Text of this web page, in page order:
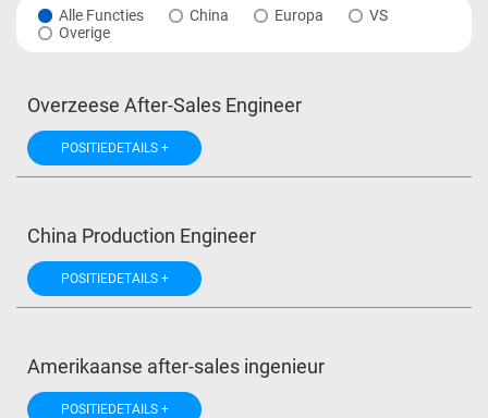
Alle Functies China Europa
VS
Overige
Overzeese After-Sales Engineer
POSITIEDETAILS +
China Production Engineer
POSITIEDETAILS +
Amerikaanse after-sales ingenieur
POSITIEDETAILS +